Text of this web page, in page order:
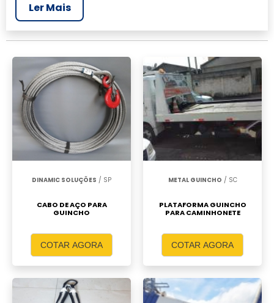
realizar um orçamento de Redutor guincho
mecânico, clique em um ou mais dos
anuciantes a seguir:
Ler Mais
DINAMIC SOLUÇÕES / SP
CABO DE AÇO PARA
GUINCHO
COTAR AGORA
METAL GUINCHO / SC
PLATAFORMA GUINCHO
PARA CAMINHONETE
COTAR AGORA